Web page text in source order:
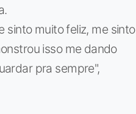
sinto muito feliz, me sinto
isso me dando
pra sempre",